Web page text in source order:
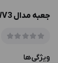
جعبه مدال MP1 LWV3
ویژگی‌ها